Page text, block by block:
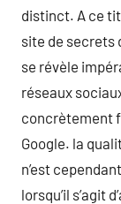
distinct. A ce
site de secrets
se révèle
réseaux
concrètement
Google. la
n’est
lorsqu’il s’agit